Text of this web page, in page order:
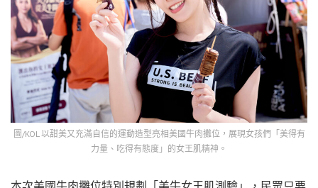
圖/KOL 以甜美又充滿自信的運動造型亮相美國牛肉攤位，展現女孩們「美得有
力量、吃得有態度」的女王肌精神。